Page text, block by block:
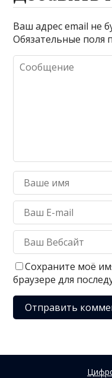
Ваш адрес email не
Обязательные поля
Сохраните моё
браузере для